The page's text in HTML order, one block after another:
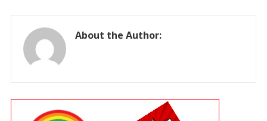
About the Author: